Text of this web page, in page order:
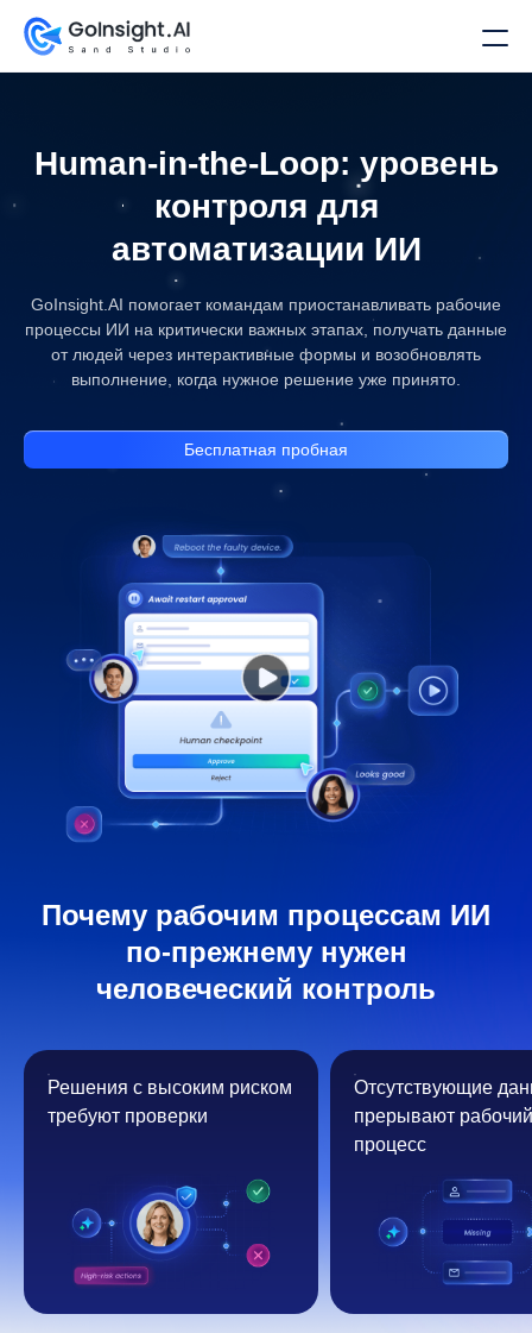
Human-in-the-Loop: уровень
контроля для
автоматизации ИИ
GoInsight.AI помогает командам приостанавливать рабочие
процессы ИИ на критически важных этапах, получать данные
от людей через интерактивные формы и возобновлять
выполнение, когда нужное решение уже принято.
Бесплатная пробная
Почему рабочим процессам ИИ
по-прежнему нужен
человеческий контроль
Решения с высоким риском
требуют проверки
Отсутствующие
прерывают рабочий
процесс